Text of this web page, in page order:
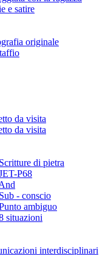
e satire
originale
da visita
da visita
di pietra
P68
- conscio
ambiguo
situazioni
interdisciplinari